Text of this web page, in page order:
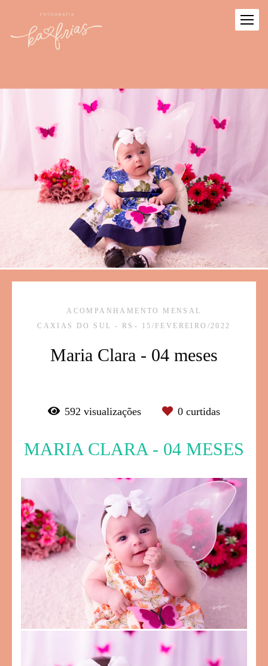
ACOMPANHAMENTO MENSAL
CAXIAS DO SUL - RS
15/FEVEREIRO/2022
Maria Clara - 04 meses
592 visualizações 0 curtidas
MARIA CLARA - 04 MESES